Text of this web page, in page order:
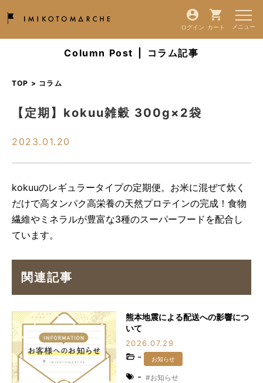
ログイン カート
Column Post コラム記事
TOP > コラム
【定期】kokuu雑穀 300g×2袋
2023.01.20
kokuuのレギュラータイプの定期便。お米に混ぜて炊く
だけで高タンパク高栄養の天然プロテインの完成！食物
繊維やミネラルが豊富な3種のスーパーフードを配合し
ています。
関連記事
熊本地震による配送への影響につ
いて
2026.07.29
- お知らせ
- お知らせ